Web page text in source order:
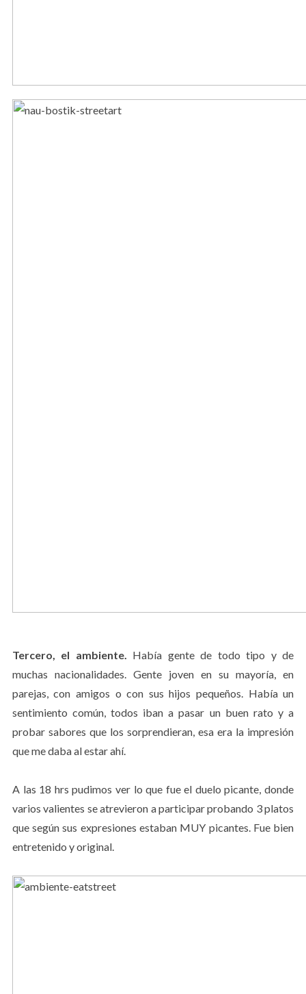
Tercero, el ambiente. Había gente de todo tipo y de
muchas nacionalidades. Gente joven en su mayoría, en
parejas, con amigos o con sus hijos pequeños. Había un
sentimiento común, todos iban a pasar un buen rato y a
probar sabores que los sorprendieran, esa era la impresión
que me daba al estar ahí.
A las 18 hrs pudimos ver lo que fue el duelo picante, donde
varios valientes se atrevieron a participar probando 3 platos
que según sus expresiones estaban MUY picantes. Fue bien
entretenido y original.